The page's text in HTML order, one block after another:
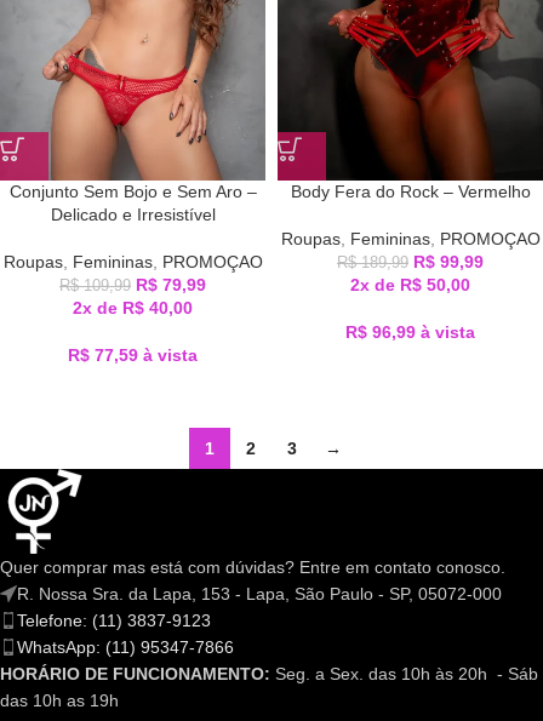
Conjunto Sem Bojo e Sem Aro –
Delicado e Irresistível
Roupas, Femininas, PROMOÇAO
R$109,99 R$ 79,99
2x de R$ 40,00
R$ 77,59 à vista
Body Fera do Rock – Vermelho
Roupas, Femininas, PROMOÇAO
R$189,99 R$ 99,99
2x de R$ 50,00
R$ 96,99 à vista
1 2 3 →
Quer comprar mas está com dúvidas? Entre em contato conosco.
R. Nossa Sra. da Lapa, 153 - Lapa, São Paulo - SP, 05072-000
Telefone: (11) 3837-9123
WhatsApp: (11) 95347-7866
HORÁRIO DE FUNCIONAMENTO: Seg. a Sex. das 10h às 20h - Sáb
das 10h as 19h